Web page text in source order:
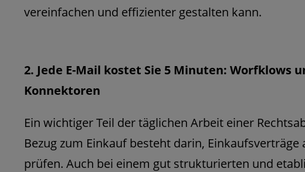
vereinfachen und effizienter gestalten kann.
2. Jede E-Mail kostet Sie 5 Minuten: Worfklows
Konnektoren
Ein wichtiger Teil der täglichen Arbeit einer
Bezug zum Einkauf besteht darin, Einkaufsverträge
prüfen. Auch bei einem gut strukturierten und